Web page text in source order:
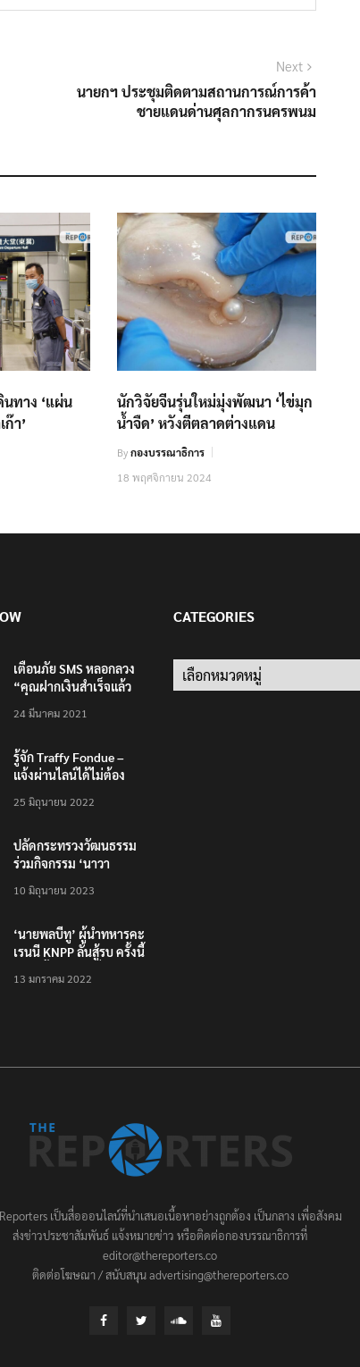
Next
post:
นายกฯ ประชุมติดตามสถานการณ์การค้า
ชายแดนด่านศุลกากรนครพนม
ทาง ‘แผ่น
า’
นักวิจัยจีนรุ่นใหม่มุ่งพัฒนา ‘ไข่มุก
น้ำจืด’ หวังตีตลาดต่างแดน
Byกองบรรณาธิการ
18 พฤศจิกายน 2024
เตือนภัย SMS หลอกลวง
“คุณฝากเงินสำเร็จแล้ว
200,000 บาท”
24 มีนาคม 2021
รู้จัก Traffy Fondue –
แจ้งผ่านไลน์ได้ไม่ต้อง
ทั่วไทย ไม่ใช่แค่ในกรุง
25 มิถุนายน 2022
ปลัดกระทรวงวัฒนธรรม
ร่วมกิจกรรม ‘นาวา
ตักบาตรทางน้ำ
10 มิถุนายน 2023
‘นายพลบีทู’ ผู้นำทหารคะ
เรนนี KNPP ลั่นสู้รบ ครั้งนี้
ประชาชนต้องชนะ
13 มกราคม 2022
CATEGORIES
Categories
เป็นสื่อออนไลน์ที่นำเสนอเนื้อหาอย่างถูกต้อง เป็นกลาง เพื่อสังคม
ส่งข่าวประชาสัมพันธ์ แจ้งหมายข่าว หรือติดต่อกองบรรณาธิการที่
editor@thereporters.co
ติดต่อโฆษณา / สนับสนุน advertising@thereporters.co